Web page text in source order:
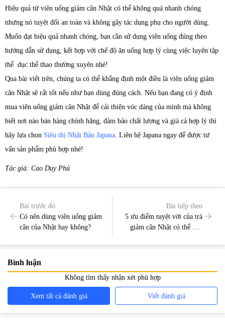
Hiệu quả từ viên uống giảm cân Nhật có thể không quá nhanh chóng
nhưng nó tuyệt đối an toàn và không gây tác dụng phụ cho người dùng.
Muốn đạt hiệu quả nhanh chóng, bạn cần sử dụng viên uống đúng theo
hướng dẫn sử dụng, kết hợp với chế độ ăn uống hợp lý cùng việc luyện tập
thể dục thể thao thường xuyên nhé!
Qua bài viết trên, chúng ta có thể khẳng định một điều là viên uống giảm
cân Nhật sẽ rất tốt nếu như bạn dùng đúng cách. Nếu bạn đang có ý định
mua viên uống giảm cân Nhật để cải thiện vóc dáng của mình mà không
biết nơi nào bán hàng chính hãng, đảm bảo chất lượng và giá cả hợp lý thì
hãy lựa chọn Siêu thị Nhật Bản Japana. Liên hệ Japana ngay để được tư
vấn sản phẩm phù hợp nhé!
Tác giả: Cao Duy Phú
Bài trước đó
Có nên dùng viên uống giảm
cân của Nhật hay không?
Bài tiếp theo
5 ưu điểm tuyệt vời của trà
giảm cân Nhật có thể bạn
Bình luận
Không tìm thấy nhận xét phù hợp
Xem tất cả đánh giá Viết đánh giá